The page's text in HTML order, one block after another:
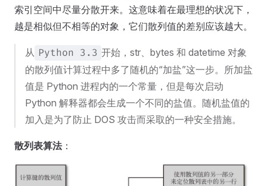
索引空间中尽量分散开来。这意味着在最理想的状况下，
越是相似但不相等的对象，它们散列值的差别应该越大。
从 Python 3.3 开始，str、bytes 和 datetime 对象
的散列值计算过程中多了随机的“加盐”这一步。所加盐
值是 Python 进程内的一个常量，但是每次启动
Python 解释器都会生成一个不同的盐值。随机盐值的
加入是为了防止 DOS 攻击而采取的一种安全措施。
散列表算法：